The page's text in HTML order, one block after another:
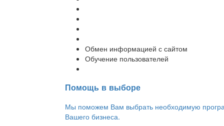
Обмен информацией с сайтом
Обучение пользователей
Помощь в выборе
Мы поможем Вам выбрать необходимую
Вашего бизнеса.